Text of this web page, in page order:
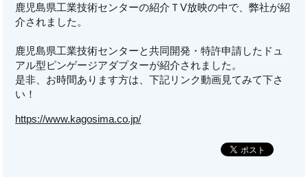
鹿児島県工業技術センターの紹介ＴV放映の中で、弊社が紹
介されました。
鹿児島県工業技術センターと共同開発・特許申請したドュ
アル型ピンゲージアダプターが紹介されました。
是非、お時間あります方は、下記リンク動画見てみて下さ
い！
https://www.kagosima.co.jp/